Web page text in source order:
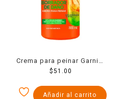
Crema para peinar Garnier
Fructis borrador de daño
$51.00
Añadir al carrito